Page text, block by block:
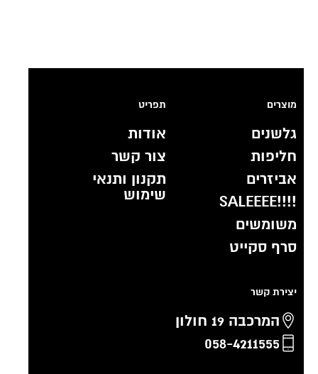
מוצרים
גלשנים
חליפות
אביזרים
!!!!SALEEEE
משומשים
סרף סקייט
תפריט
אודות
צור קשר
תקנון ותנאי
שימוש
יצירת קשר
המרכבה 19 חולון
058-4211555